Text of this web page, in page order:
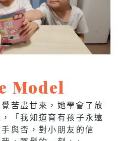
Model
苦盡甘來，她學會了放
「我知道育有孩子永遠
與否，對小朋友的信